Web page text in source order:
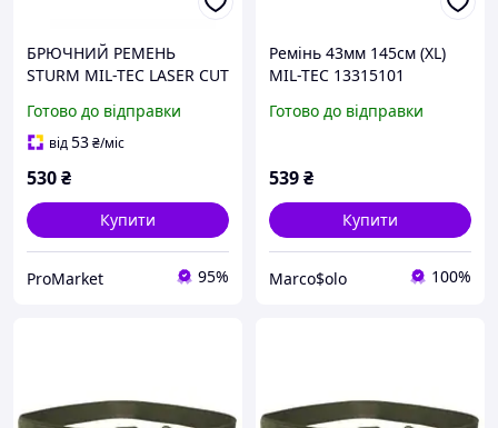
БРЮЧНИЙ РЕМЕНЬ
STURM MIL-TEC LASER CUT
13121801
Готово до відправки
від53₴/міс
530₴
Купити
ProMarket 95%
Ремінь 43мм 145см (XL)
MIL-TEC 13315101
Готово до відправки
539₴
Купити
Marco$olo 100%